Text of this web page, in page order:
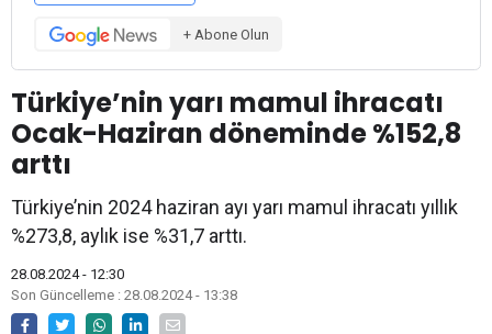
+ Abone Olun
Türkiye’nin yarı mamul ihracatı
Ocak-Haziran döneminde %152,8
arttı
Türkiye’nin 2024 haziran ayı yarı mamul ihracatı yıllık
%273,8, aylık ise %31,7 arttı.
28.08.2024 - 12:30
Son Güncelleme : 28.08.2024 - 13:38